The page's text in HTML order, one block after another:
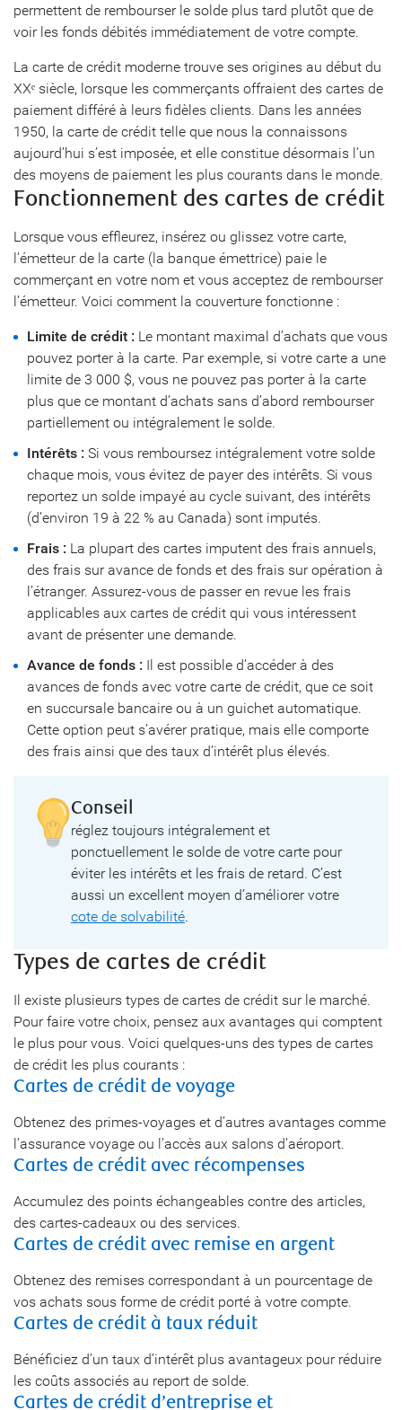
permettent de rembourser le solde plus tard plutôt que de
voir les fonds débités immédiatement de votre compte.
La carte de crédit moderne trouve ses origines au début du
XXᵉ siècle, lorsque les commerçants offraient des cartes de
paiement différé à leurs fidèles clients. Dans les années
1950, la carte de crédit telle que nous la connaissons
aujourd’hui s’est imposée, et elle constitue désormais l’un
des moyens de paiement les plus courants dans le monde.
Fonctionnement des cartes de crédit
Lorsque vous effleurez, insérez ou glissez votre carte,
l’émetteur de la carte (la banque émettrice) paie le
commerçant en votre nom et vous acceptez de rembourser
l’émetteur. Voici comment la couverture fonctionne :
Limite de crédit : Le montant maximal d’achats que vous
pouvez porter à la carte. Par exemple, si votre carte a une
limite de 3 000 $, vous ne pouvez pas porter à la carte
plus que ce montant d’achats sans d’abord rembourser
partiellement ou intégralement le solde.
Intérêts : Si vous remboursez intégralement votre solde
chaque mois, vous évitez de payer des intérêts. Si vous
reportez un solde impayé au cycle suivant, des intérêts
(d’environ 19 à 22 % au Canada) sont imputés.
Frais : La plupart des cartes imputent des frais annuels,
des frais sur avance de fonds et des frais sur opération à
l’étranger. Assurez-vous de passer en revue les frais
applicables aux cartes de crédit qui vous intéressent
avant de présenter une demande.
Avance de fonds : Il est possible d’accéder à des
avances de fonds avec votre carte de crédit, que ce soit
en succursale bancaire ou à un guichet automatique.
Cette option peut s’avérer pratique, mais elle comporte
des frais ainsi que des taux d’intérêt plus élevés.
Conseil
réglez toujours intégralement et
ponctuellement le solde de votre carte pour
éviter les intérêts et les frais de retard. C’est
aussi un excellent moyen d’améliorer votre
cote de solvabilité.
Types de cartes de crédit
Il existe plusieurs types de cartes de crédit sur le marché.
Pour faire votre choix, pensez aux avantages qui comptent
le plus pour vous. Voici quelques-uns des types de cartes
de crédit les plus courants :
Cartes de crédit de voyage
Obtenez des primes-voyages et d’autres avantages comme
l’assurance voyage ou l’accès aux salons d’aéroport.
Cartes de crédit avec récompenses
Accumulez des points échangeables contre des articles,
des cartes-cadeaux ou des services.
Cartes de crédit avec remise en argent
Obtenez des remises correspondant à un pourcentage de
vos achats sous forme de crédit porté à votre compte.
Cartes de crédit à taux réduit
Bénéficiez d’un taux d’intérêt plus avantageux pour réduire
les coûts associés au report de solde.
Cartes de crédit d’entreprise et